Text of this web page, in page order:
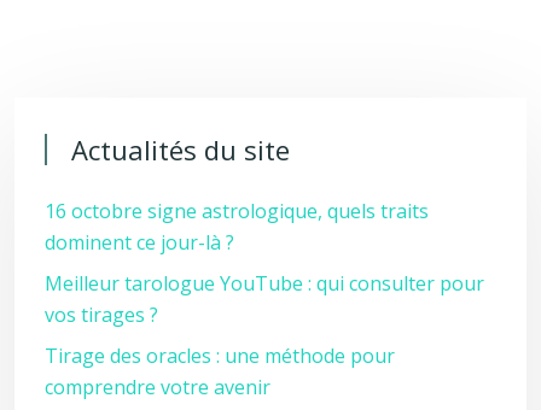
Actualités du site
16 octobre signe astrologique, quels traits
dominent ce jour-là ?
Meilleur tarologue YouTube : qui consulter pour
vos tirages ?
Tirage des oracles : une méthode pour
comprendre votre avenir